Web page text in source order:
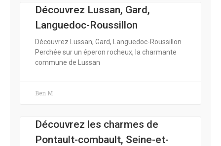
Découvrez Lussan, Gard,
Languedoc-Roussillon
Découvrez Lussan, Gard, Languedoc-Roussillon
Perchée sur un éperon rocheux, la charmante
commune de Lussan
Ben M
Découvrez les charmes de
Pontault-combault, Seine-et-